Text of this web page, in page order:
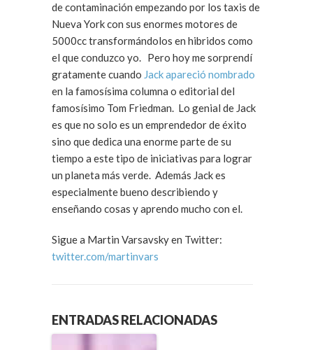
de contaminación empezando por los taxis de
Nueva York con sus enormes motores de
5000cc transformándolos en hibridos como
el que conduzco yo. Pero hoy me sorprendí
gratamente cuando Jack apareció nombrado
en la famosísima columna o editorial del
famosísimo Tom Friedman. Lo genial de Jack
es que no solo es un emprendedor de éxito
sino que dedica una enorme parte de su
tiempo a este tipo de iniciativas para lograr
un planeta más verde. Además Jack es
especialmente bueno describiendo y
enseñando cosas y aprendo mucho con el.
Sigue a Martin Varsavsky en Twitter:
twitter.com/martinvars
ENTRADAS RELACIONADAS